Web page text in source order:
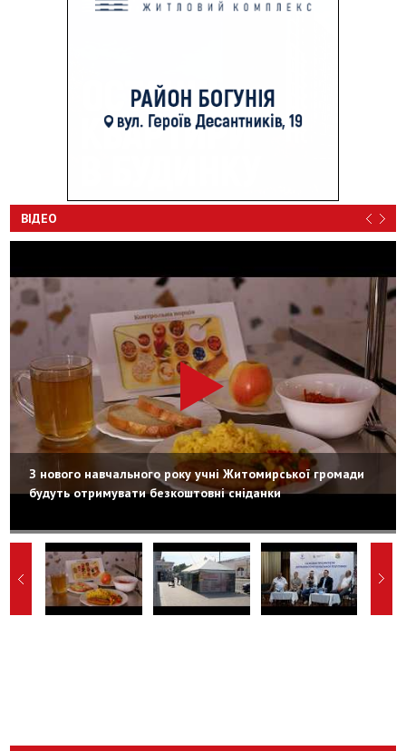
ВІДЕО
З нового навчального року учні Житомирської громади
будуть отримувати безкоштовні сніданки